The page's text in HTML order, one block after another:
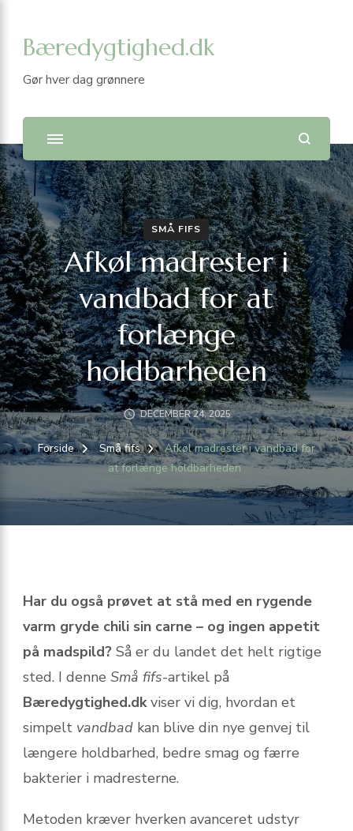
Bæredygtighed.dk
Gør hver dag grønnere
SMÅ FIFS
Afkøl madrester i
vandbad for at
forlænge
holdbarheden
DECEMBER 24, 2025
Forside Små fifs
Afkøl madrester i vandbad for
at forlænge holdbarheden
Har du også prøvet at stå med en rygende
varm gryde chili sin carne – og ingen appetit
på madspild? Så er du landet det helt rigtige
sted. I denne Små fifs-artikel på
Bæredygtighed.dkviser vi dig, hvordan et
simpelt vandbad kan blive din nye genvej til
længere holdbarhed, bedre smag og færre
bakterier i madresterne.
Metoden kræver hverken avanceret udstyr